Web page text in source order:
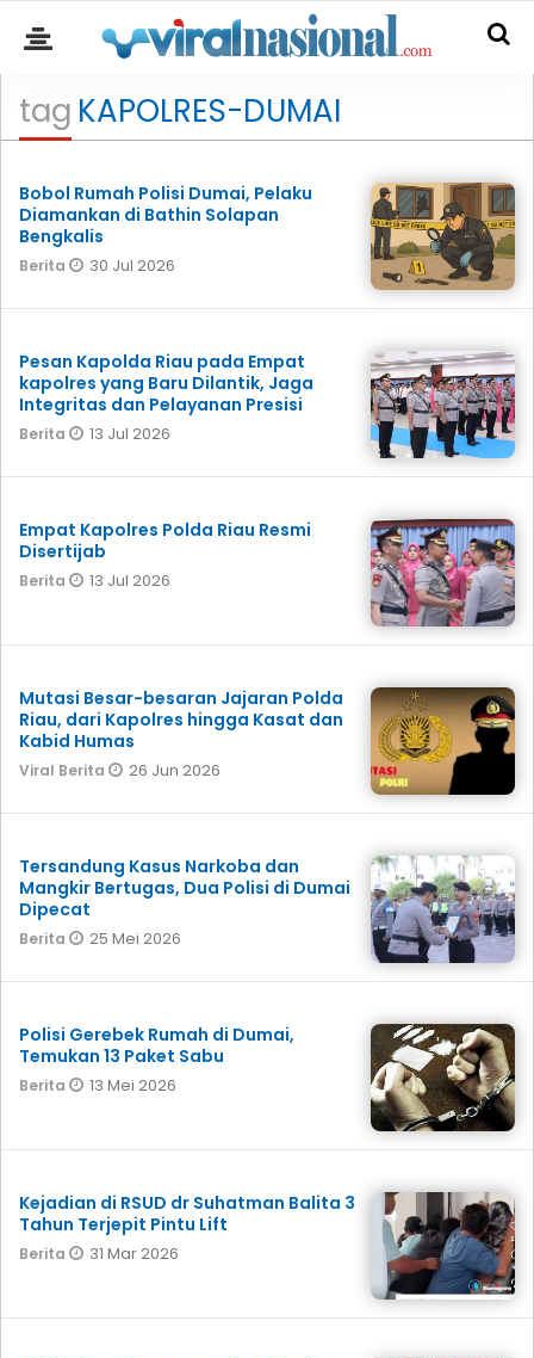
tag KAPOLRES-DUMAI
Bobol Rumah Polisi Dumai, Pelaku
Diamankan di Bathin Solapan
Bengkalis
Berita 30 Jul 2026
Pesan Kapolda Riau pada Empat
kapolres yang Baru Dilantik, Jaga
Integritas dan Pelayanan Presisi
Berita 13 Jul 2026
Empat Kapolres Polda Riau Resmi
Disertijab
Berita 13 Jul 2026
Mutasi Besar-besaran Jajaran Polda
Riau, dari Kapolres hingga Kasat dan
Kabid Humas
Viral Berita 26 Jun 2026
Tersandung Kasus Narkoba dan
Mangkir Bertugas, Dua Polisi di Dumai
Dipecat
Berita 25 Mei 2026
Polisi Gerebek Rumah di Dumai,
Temukan 13 Paket Sabu
Berita 13 Mei 2026
Kejadian di RSUD dr Suhatman Balita 3
Tahun Terjepit Pintu Lift
Berita 31 Mar 2026